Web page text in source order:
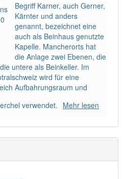
haben den Artikel
Begriff Karner, auch Gerner,
Kärnter und anders
genannt, bezeichnet eine
auch als Beinhaus genutzte
Kapelle. Mancherorts hat
die Anlage zwei Ebenen, die
untere als Beinkeller. Im
wird für eine
Aufbahrungsraum und
verwendet. Mehr lesen